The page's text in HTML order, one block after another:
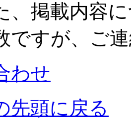
、掲載内容
ですが、ご
わせ
先頭に戻る